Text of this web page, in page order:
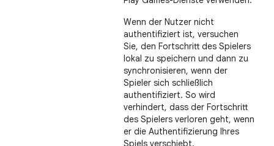
Wenn der Nutzer nicht
authentifiziert ist, versuchen
Sie, den Fortschritt des Spielers
lokal zu speichern und dann zu
synchronisieren, wenn der
Spieler sich schließlich
authentifiziert. So wird
verhindert, dass der Fortschritt
des Spielers verloren geht, wenn
er die Authentifizierung Ihres
Spiels verschiebt.